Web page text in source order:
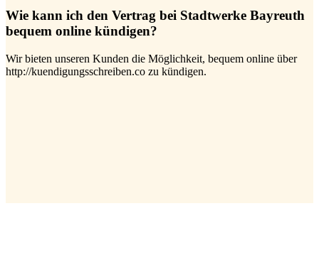
Wie kann ich den Vertrag bei Stadtwerke Bayreuth
bequem online kündigen?
Wir bieten unseren Kunden die Möglichkeit, bequem online über
http://kuendigungsschreiben.co zu kündigen.